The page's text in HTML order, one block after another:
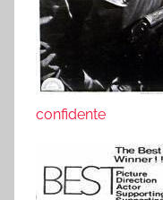
confidente